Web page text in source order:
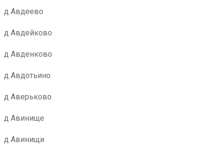
д Авдеево
д Авдейково
д Авденково
д Авдотьино
д Аверьково
д Авинище
д Авинищи